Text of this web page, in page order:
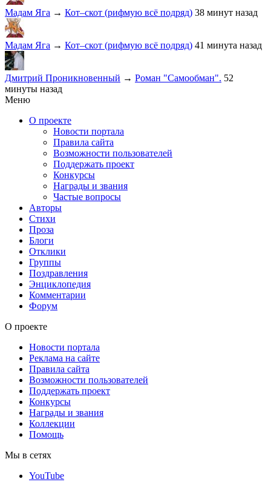
Мадам Яга → Кот–скот (рифмую всё подряд) 38 минут назад
Мадам Яга → Кот–скот (рифмую всё подряд) 41 минута назад
Дмитрий Проникновенный → Роман "Самообман". 52
минуты назад
Меню
О проекте
Новости портала
Правила сайта
Возможности пользователей
Поддержать проект
Конкурсы
Награды и звания
Частые вопросы
Авторы
Стихи
Проза
Блоги
Отклики
Группы
Поздравления
Энциклопедия
Комментарии
Форум
О проекте
Новости портала
Реклама на сайте
Правила сайта
Возможности пользователей
Поддержать проект
Конкурсы
Награды и звания
Коллекции
Помощь
Мы в сетях
YouTube